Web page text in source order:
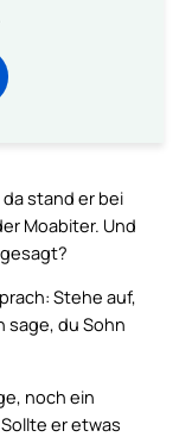
da stand er bei
Moabiter. Und
gesagt?
Stehe auf,
sage, du Sohn
noch ein
er etwas